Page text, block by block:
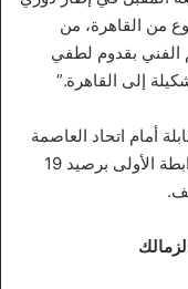
من القاهرة، من
الفني بقدوم لطفي
إلى القاهرة.”
أمام اتحاد العاصمة
المركز السابع في الترتيب العام لبطولة الرابطة الأولى برصيد 19